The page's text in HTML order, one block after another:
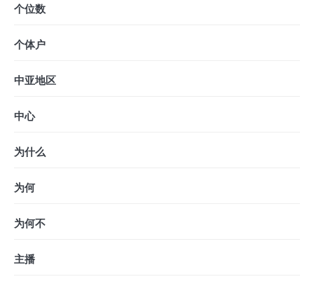
个位数
个体户
中亚地区
中心
为什么
为何
为何不
主播